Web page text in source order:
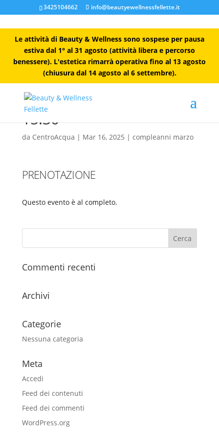
3425104662 info@beautyewellnessfellette.it
Le attività di Beauty & Wellness sono sospese per pausa
estiva dal 1° al 31 agosto (attività libera e percorso
benessere). L'estetica rimarrà operativa fino al 13 agosto
(chiusura dal 14 agosto al 6 settembre).
Affitto spazio Playland
per evento privato –
Domenica 16 Marzo ore
15.30
da CentroAcqua | Mar 16, 2025 | compleanni marzo
PRENOTAZIONE
Questo evento è al completo.
Commenti recenti
Archivi
Categorie
Nessuna categoria
Meta
Accedi
Feed dei contenuti
Feed dei commenti
WordPress.org